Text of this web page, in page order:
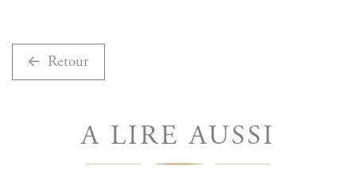
Retour
A LIRE AUSSI